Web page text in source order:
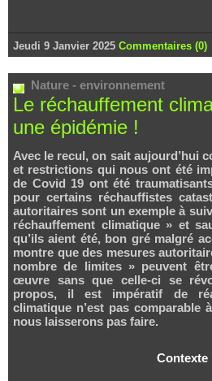
Jeudi 9 Janvier 2025 Commentaires (0)
Nature - environnement
Le réchauffement
une épidémie !
Avec le recul, on sait aujourd’hui
et restrictions qui nous ont été
de Covid 19 ont été
pour certains réchauffistes
autoritaires sont un exemple à
réchauffement climatique » et
qu’ils aient été, bon gré malgré
montre que des mesures
nombre de limites » peuvent
œuvre sans que celle-ci se
propos, il est impératif de
climatique n’est pas comparable
nous laisserons pas faire.
Contexte